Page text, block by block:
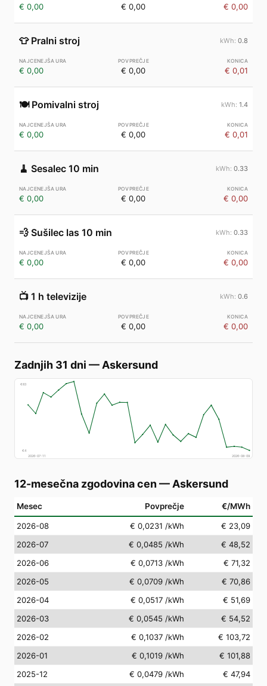
€ 0,00 € 0,00 € 0,00
👕 Pralni stroj 0.8
€ 0,00 € 0,00 € 0,01
🍽️ Pomivalni stroj 1.4
€ 0,00 € 0,00 € 0,01
🧹 Sesalec 10 min 0.33
€ 0,00 € 0,00 € 0,00
💨 Sušilec las 10 min 0.33
€ 0,00 € 0,00 € 0,00
📺 1 h televizije 0.6
€ 0,00 € 0,00 € 0,00
Zadnjih 31 dni — Askersund
€83
€4
2026-07-11
2026-08-09
12-mesečna zgodovina cen — Askersund
Mesec Povprečje €/MWh
2026-08 € 0,0231 /kWh
€ 23,09
2026-07
€ 0,0485 /kWh
€ 48,52
2026-06
€ 0,0713 /kWh
€ 71,32
2026-05
€ 0,0709 /kWh
€ 70,86
2026-04
€ 0,0517 /kWh
€ 51,69
2026-03
€ 0,0545 /kWh
€ 54,52
2026-02
€ 0,1037 /kWh
€ 103,72
2026-01
€ 0,1019 /kWh
€ 101,88
2025-12
€ 0,0479 /kWh
€ 47,94